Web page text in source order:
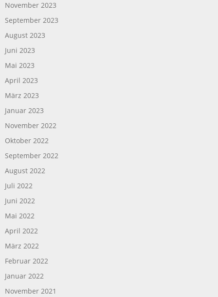
November 2023
September 2023
August 2023
Juni 2023
Mai 2023
April 2023
März 2023
Januar 2023
November 2022
Oktober 2022
September 2022
August 2022
Juli 2022
Juni 2022
Mai 2022
April 2022
März 2022
Februar 2022
Januar 2022
November 2021